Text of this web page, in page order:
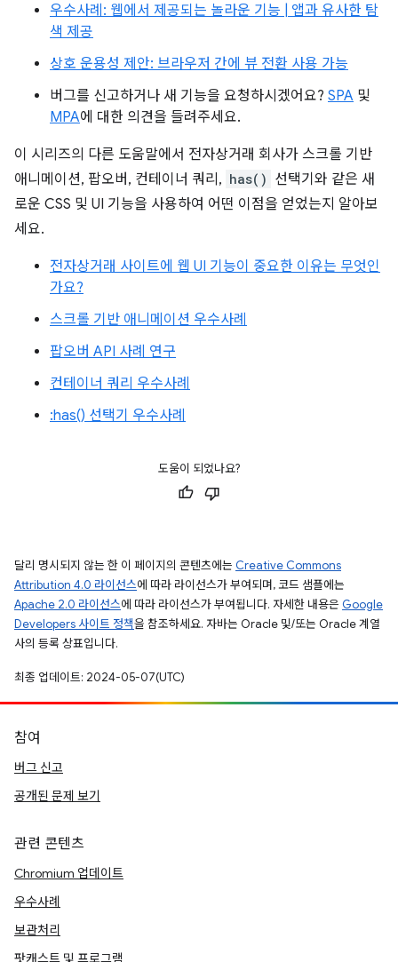
우수사례: 웹에서 제공되는 놀라운 기능 | 앱과 유사한 탐
색 제공
상호 운용성 제안: 브라우저 간에 뷰 전환 사용 가능
버그를 신고하거나 새 기능을 요청하시겠어요? SPA 및
MPA에 대한 의견을 들려주세요.
이 시리즈의 다른 도움말에서 전자상거래 회사가 스크롤 기반
애니메이션, 팝오버, 컨테이너 쿼리, has() 선택기와 같은 새
로운 CSS 및 UI 기능을 사용하여 어떤 이점을 얻었는지 알아보
세요.
전자상거래 사이트에 웹 UI 기능이 중요한 이유는 무엇인
가요?
스크롤 기반 애니메이션 우수사례
팝오버 API 사례 연구
컨테이너 쿼리 우수사례
:has() 선택기 우수사례
도움이 되었나요?
달리 명시되지 않는 한 이 페이지의 콘텐츠에는 Creative Commons
Attribution 4.0 라이선스에 따라 라이선스가 부여되며, 코드 샘플에는
Apache 2.0 라이선스에 따라 라이선스가 부여됩니다. 자세한 내용은 Google
Developers 사이트 정책을 참조하세요. 자바는 Oracle 및/또는 Oracle 계열
사의 등록 상표입니다.
최종 업데이트: 2024-05-07(UTC)
참여
버그 신고
공개된 문제 보기
관련 콘텐츠
Chromium 업데이트
우수사례
보관처리
팟캐스트 및 프로그램